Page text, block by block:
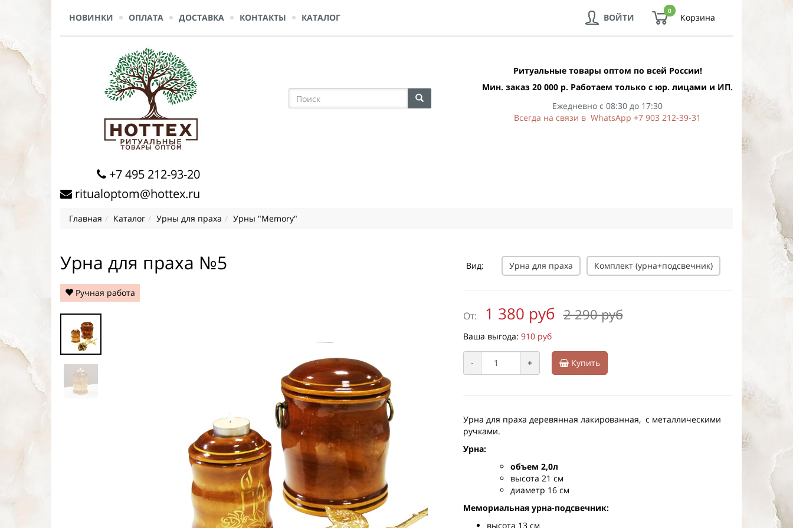
НОВИНКИ ОПЛАТА ДОСТАВКА КОНТАКТЫ КАТАЛОГ
0
Корзина
ВОЙТИ
Ритуальные товары оптом по всей России!
Мин. заказ 20 000 р. Работаем только с юр. лицами и ИП.
Ежедневно с 08:30 до 17:30
Всегда на связи в WhatsApp +7 903 212-39-31
+7 495 212-93-20
ritualoptom@hottex.ru
Главная Каталог Урны для праха Урны "Memory"
Урна для праха №5
Ручная работа
Вид: Урна для праха Комплект (урна+подсвечник)
От: 1 380 руб 2 290 руб
Ваша выгода: 910 руб
- + Купить
Урна для праха деревянная лакированная, с металлическими
ручками.
Урна:
объем 2,0л
высота 21 см
диаметр 16 см
Мемориальная урна-подсвечник:
высота 13 см